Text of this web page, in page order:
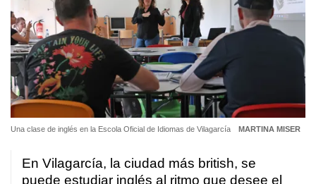
Una clase de inglés en la Escola Oficial de Idiomas de Vilagarcía MARTINA MISER
En Vilagarcía, la ciudad más british, se
puede estudiar inglés al ritmo que desee el